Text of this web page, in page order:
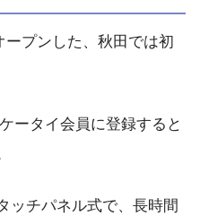
ープンした、秋田では初
ータイ会員に登録すると
ッチパネル式で、長時間